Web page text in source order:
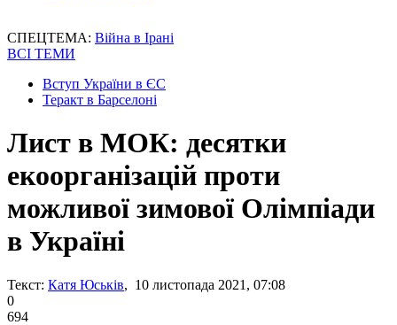
СПЕЦТЕМА: Війна в Ірані
ВСІ ТЕМИ
Вступ України в ЄС
Теракт в Барселоні
Лист в МОК: десятки
екоорганізацій проти
можливої зимової Олімпіади
в Україні
Текст: Катя Юськів, 10 листопада 2021, 07:08
0
694